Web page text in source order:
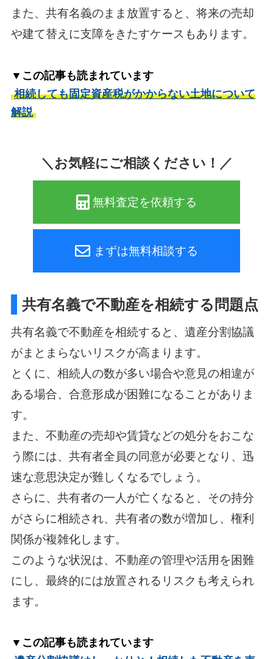
また、共有名義のまま放置すると、将来の売却
や建て替えに支障をきたすケースもあります。
▼この記事も読まれています
相続しても固定資産税がかからない土地について
解説
＼お気軽にご相談ください！／
無料査定を依頼する
まずは無料相談する
共有名義で不動産を相続する問題点
共有名義で不動産を相続すると、遺産分割協議
がまとまらないリスクが高まります。
とくに、相続人の数が多い場合や意見の相違が
ある場合、合意形成が困難になることがありま
す。
また、不動産の売却や賃貸などの処分をおこな
う際には、共有者全員の同意が必要となり、迅
速な意思決定が難しくなるでしょう。
さらに、共有者の一人が亡くなると、その持分
がさらに相続され、共有者の数が増加し、権利
関係が複雑化します。
このような状況は、不動産の管理や活用を困難
にし、最終的には放置されるリスクも考えられ
ます。
▼この記事も読まれています